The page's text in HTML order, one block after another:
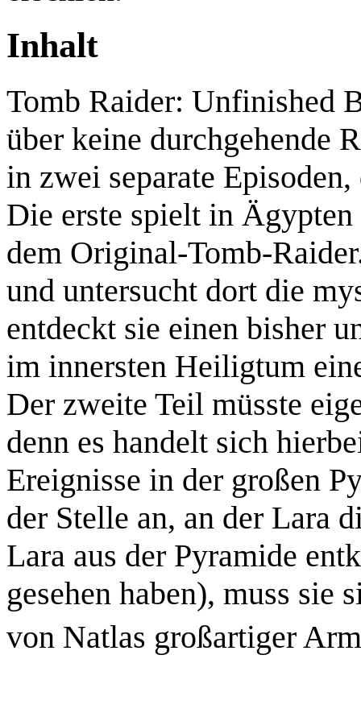
Inhalt
Tomb Raider: Unfinished
über keine durchgehende
in zwei separate
Die erste spielt in
dem Original-Tomb-
und untersucht dort die
entdeckt sie einen bisher
im innersten Heiligtum
Der zweite Teil müsste
denn es handelt sich
Ereignisse in der großen
der Stelle an, an der Lara
Lara aus der Pyramide
gesehen haben), muss sie
von Natlas großartiger